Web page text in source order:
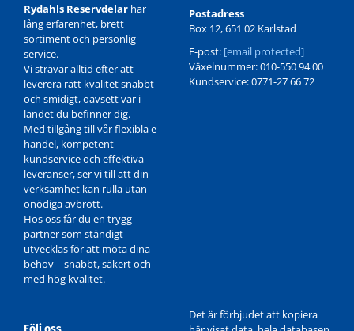
Rydahls Reservdelar har
lång erfarenhet, brett
sortiment och personlig
service.
Vi strävar alltid efter att
leverera rätt kvalitet snabbt
och smidigt, oavsett var i
landet du befinner dig.
Med tillgång till vår flexibla e-
handel, kompetent
kundservice och effektiva
leveranser, ser vi till att din
verksamhet kan rulla utan
onödiga avbrott.
Hos oss får du en trygg
partner som ständigt
utvecklas för att möta dina
behov – snabbt, säkert och
med hög kvalitet.
Postadress
Box 12, 651 02 Karlstad
E-post: [email protected]
Växelnummer: 010-550 94 00
Kundservice: 0771-27 66 72
Det är förbjudet att kopiera